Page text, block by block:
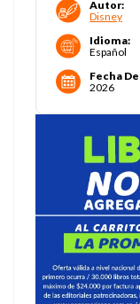
Autor:
Disney
Idioma:
Español
Fecha
2026